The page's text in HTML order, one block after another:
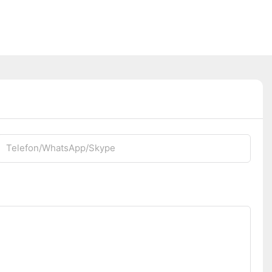
Telefon/WhatsApp/Skype